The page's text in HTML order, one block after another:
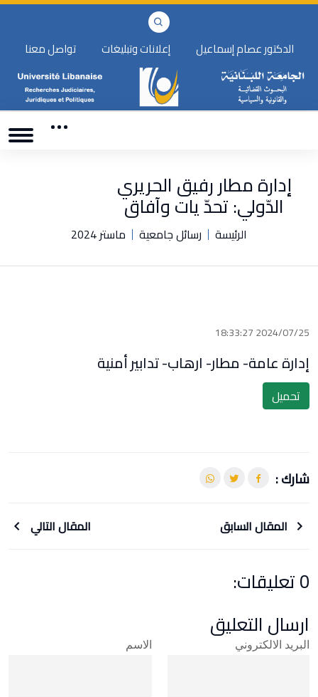
الدكتور عصام إسماعيل إعلانات وتبليغات تواصل معنا
إدارة مطار رفيق الحريري
الدّولي: تحدّ يات وآفاق
الرئيسة رسائل جامعية ماستر 2024
2024/07/25 18:33:27
إدارة عامة- مطار- ارهاب- تدابير أمنية
تحميل
شارك :
المقال السابق المقال التالي
0 تعليقات:
ارسال التعليق
الاسم البريد الالكتروني